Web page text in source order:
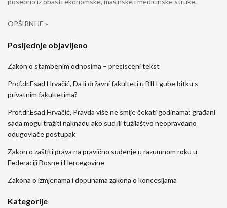
OPŠIRNIJE »
Posljednje objavljeno
Zakon o stambenim odnosima – precisceni tekst
Prof.dr.Esad Hrvačić, Da li državni fakulteti u BIH gube bitku s
privatnim fakultetima?
Prof.dr.Esad Hrvačić, Pravda više ne smije čekati godinama: građani
sada mogu tražiti naknadu ako sud ili tužilaštvo neopravdano
odugovlače postupak
Zakon o zaštiti prava na pravično suđenje u razumnom roku u
Federaciji Bosne i Hercegovine
Zakona o izmjenama i dopunama zakona o koncesijama
Kategorije